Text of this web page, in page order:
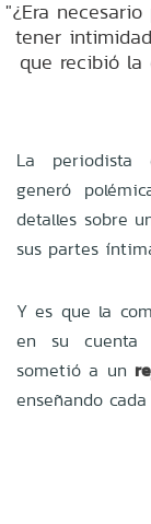
"¿Era
tener
que recibió la
La periodista
generó
detalles sobre
sus partes
Y es que la
en su cuenta
sometió a un
enseñando